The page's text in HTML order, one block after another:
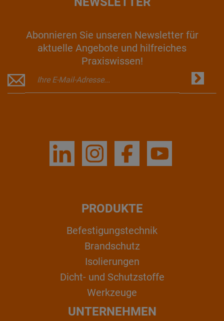
Abonnieren Sie unseren Newsletter für
aktuelle Angebote und hilfreiches
Praxiswissen!
PRODUKTE
Befestigungstechnik
Brandschutz
Isolierungen
Dicht- und Schutzstoffe
Werkzeuge
UNTERNEHMEN